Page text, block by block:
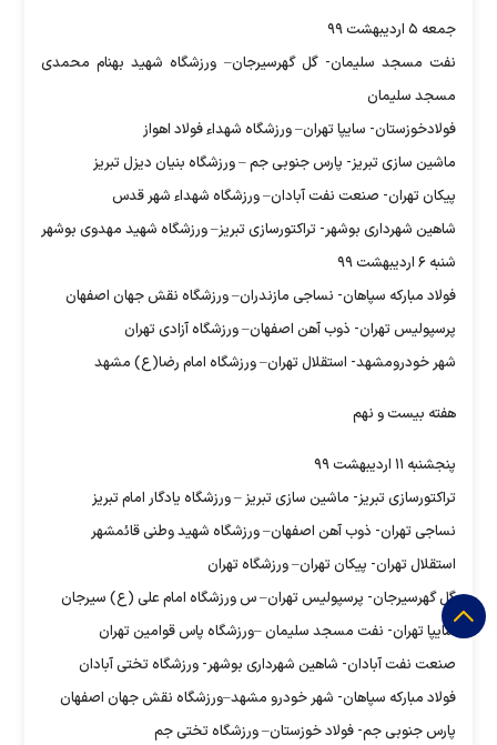
جمعه ۵ اردیبهشت ۹۹
نفت مسجد سلیمان- گل گهرسیرجان– ورزشگاه شهید بهنام محمدی
مسجد سلیمان
فولادخوزستان- سایپا تهران– ورزشگاه شهداء فولاد اهواز
ماشین سازی تبریز- پارس جنوبی جم – ورزشگاه بنیان دیزل تبریز
پیکان تهران- صنعت نفت آبادان– ورزشگاه شهداء شهر قدس
شاهین شهرداری بوشهر- تراکتورسازی تبریز– ورزشگاه شهید مهدوی بوشهر
شنبه ۶ اردیبهشت ۹۹
فولاد مبارکه سپاهان- نساجی مازندران– ورزشگاه نقش جهان اصفهان
پرسپولیس تهران- ذوب آهن اصفهان– ورزشگاه آزادی تهران
شهر خودرومشهد- استقلال تهران– ورزشگاه امام رضا(ع) مشهد
هفته بیست و نهم
پنجشنبه ۱۱ اردیبهشت ۹۹
تراکتورسازی تبریز- ماشین سازی تبریز – ورزشگاه یادگار امام تبریز
نساجی تهران- ذوب آهن اصفهان– ورزشگاه شهید وطنی قائمشهر
استقلال تهران- پیکان تهران– ورزشگاه تهران
گل گهرسیرجان- پرسپولیس تهران– س ورزشگاه امام علی (ع) سیرجان
سایپا تهران- نفت مسجد سلیمان –ورزشگاه پاس قوامین تهران
صنعت نفت آبادان- شاهین شهرداری بوشهر- ورزشگاه تختی آبادان
فولاد مبارکه سپاهان- شهر خودرو مشهد–ورزشگاه نقش جهان اصفهان
پارس جنوبی جم- فولاد خوزستان– ورزشگاه تختی جم